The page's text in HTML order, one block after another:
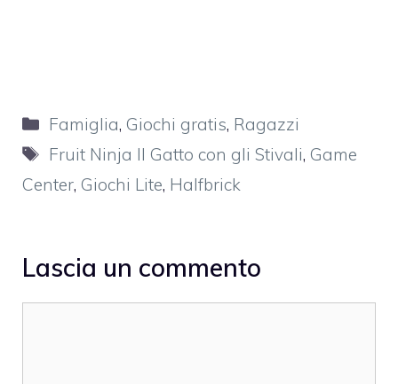
Categorie
Famiglia, Giochi gratis, Ragazzi
Tag
Fruit Ninja Il Gatto con gli Stivali, Game
Center, Giochi Lite, Halfbrick
Lascia un commento